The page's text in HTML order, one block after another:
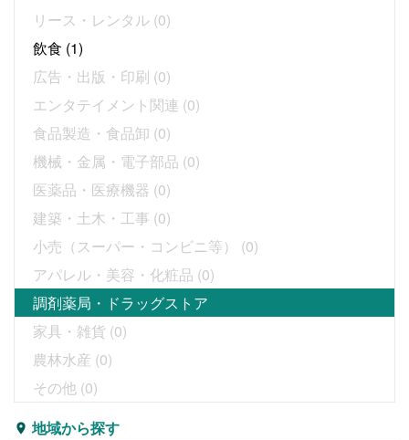
リース・レンタル (0)
飲食 (1)
広告・出版・印刷 (0)
エンタテイメント関連 (0)
食品製造・食品卸 (0)
機械・金属・電子部品 (0)
医薬品・医療機器 (0)
建築・土木・工事 (0)
小売（スーパー・コンビニ等）
(0)
アパレル・美容・化粧品 (0)
調剤薬局・ドラッグストア
家具・雑貨 (0)
農林水産 (0)
その他 (0)
地域から探す